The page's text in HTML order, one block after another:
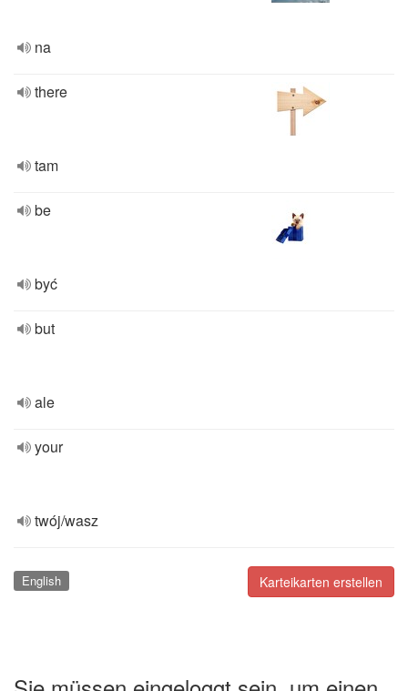
na
there
tam
be
być
but
ale
your
twój/wasz
Karteikarten erstellen
English